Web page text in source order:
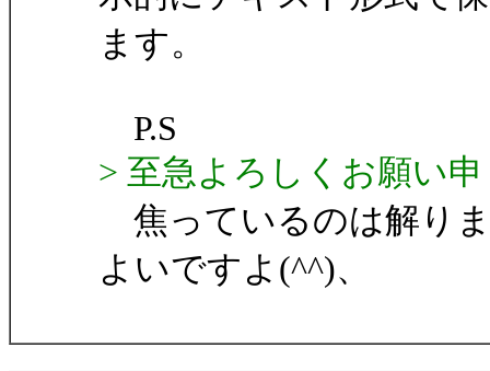
ます。
P.S
> 至急よろしくお願い
焦っているのは解り
よいですよ(^^)、